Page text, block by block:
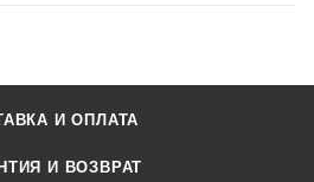
И ОПЛАТА
И ВОЗВРАТ